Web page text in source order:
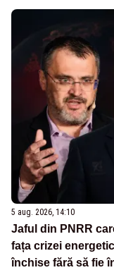
5 aug. 2026, 14:10
Jaful din PNRR
fața crizei
închise fără să fie